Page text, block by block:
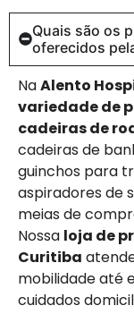
Quais são os
oferecidos
NaAlento
variedade de
cadeiras de
cadeiras de
guinchos para
aspiradores de
meias de
Nossa loja de
Curitiba
mobilidade até
cuidados